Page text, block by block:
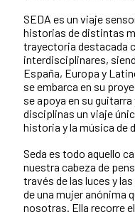
SEDA es un viaje
historias de distintas
trayectoria destacada
interdisciplinares,
España, Europa y
se embarca en su
se apoya en su
disciplinas un viaje
historia y la música de
Seda es todo aquello
nuestra cabeza de
través de las luces y
de una mujer anónima
nosotras. Ella recorre